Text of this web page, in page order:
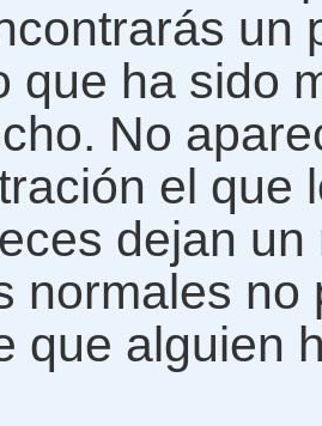
un
que ha sido
No
el que
dejan
normales
que alguien